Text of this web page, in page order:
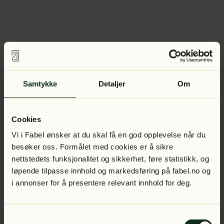
Samtykke Detaljer Om
Cookies
Vi i Fabel ønsker at du skal få en god opplevelse når du
besøker oss. Formålet med cookies er å sikre
nettstedets funksjonalitet og sikkerhet, føre statistikk, og
løpende tilpasse innhold og markedsføring på fabel.no og
i annonser for å presentere relevant innhold for deg.